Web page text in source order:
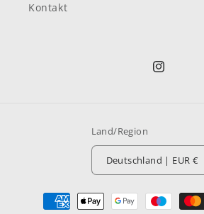
Kontakt
Instagram
Land/Region
Deutschland | EUR €
Zahlungsmethoden